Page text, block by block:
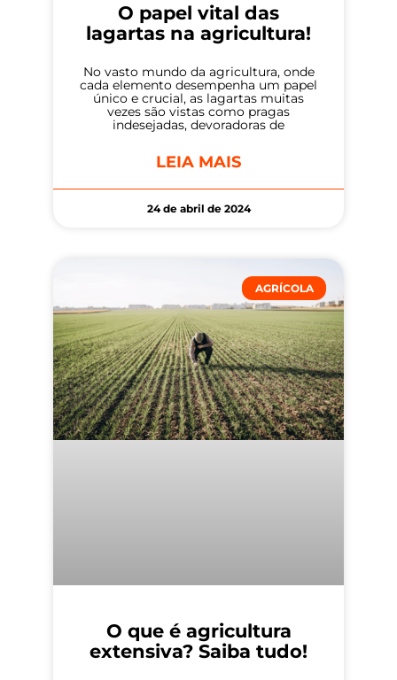
O papel vital das
lagartas na agricultura!
No vasto mundo da agricultura, onde
cada elemento desempenha um papel
único e crucial, as lagartas muitas
vezes são vistas como pragas
indesejadas, devoradoras de
LEIA MAIS
24 de abril de 2024
AGRÍCOLA
O que é agricultura
extensiva? Saiba tudo!